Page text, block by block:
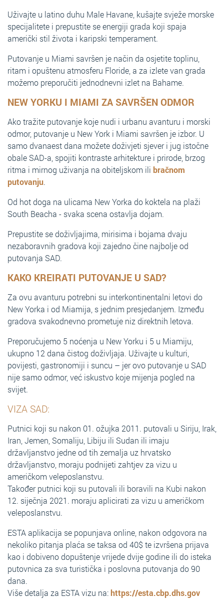
Uživajte u latino duhu Male Havane, kušajte svježe morske
specijalitete i prepustite se energiji grada koji spaja
američki stil života i karipski temperament.
Putovanje u Miami savršen je način da osjetite toplinu,
ritam i opuštenu atmosferu Floride, a za izlete van grada
možemo preporučiti jednodnevni izlet na Bahame.
NEW YORKU I MIAMI ZA SAVRŠEN ODMOR
Ako tražite putovanje koje nudi i urbanu avanturu i morski
odmor, putovanje u New York i Miami savršen je izbor. U
samo dvanaest dana možete doživjeti sjever i jug istočne
obale SAD-a, spojiti kontraste arhitekture i prirode, brzog
ritma i mirnog uživanja na obiteljskom ili bračnom
putovanju.
Od hot doga na ulicama New Yorka do koktela na plaži
South Beacha - svaka scena ostavlja dojam.
Prepustite se doživljajima, mirisima i bojama dvaju
nezaboravnih gradova koji zajedno čine najbolje od
putovanja SAD.
KAKO KREIRATI PUTOVANJE U SAD?
Za ovu avanturu potrebni su interkontinentalni letovi do
New Yorka i od Miamija, s jednim presjedanjem. Između
gradova svakodnevno prometuje niz direktnih letova.
Preporučujemo 5 noćenja u New Yorku i 5 u Miamiju,
ukupno 12 dana čistog doživljaja. Uživajte u kulturi,
povijesti, gastronomiji i suncu – jer ovo putovanje u SAD
nije samo odmor, već iskustvo koje mijenja pogled na
svijet.
VIZA SAD:
Putnici koji su nakon 01. ožujka 2011. putovali u Siriju, Irak,
Iran, Jemen, Somaliju, Libiju ili Sudan ili imaju
državljanstvo jedne od tih zemalja uz hrvatsko
državljanstvo, moraju podnijeti zahtjev za vizu u
američkom veleposlanstvu.
Također putnici koji su putovali ili boravili na Kubi nakon
12. siječnja 2021. moraju aplicirati za vizu u američkom
veleposlanstvu.
ESTA aplikacija se popunjava online, nakon odgovora na
nekoliko pitanja plaća se taksa od 40$ te izvršena prijava
kao i dobiveno dopuštenje vrijede dvije godine ili do isteka
putovnica za sva turistička i poslovna putovanja do 90
dana.
Više detalja za ESTA vizu na:https://esta.cbp.dhs.gov